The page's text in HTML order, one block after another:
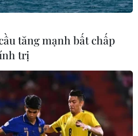
tăng mạnh bất chấp
trị